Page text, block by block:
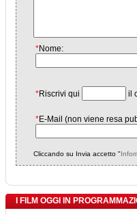
*Nome:
*Riscrivi qui il
*E-Mail (non viene resa
Cliccando su Invia accetto "
I FILM OGGI IN